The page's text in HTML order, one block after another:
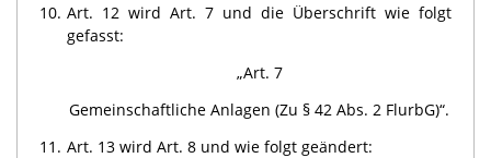
10. Art. 12 wird Art. 7 und die Überschrift wie folgt
gefasst:
„Art. 7
Gemeinschaftliche Anlagen (Zu § 42 Abs. 2 FlurbG)“.
11. Art. 13 wird Art. 8 und wie folgt geändert: